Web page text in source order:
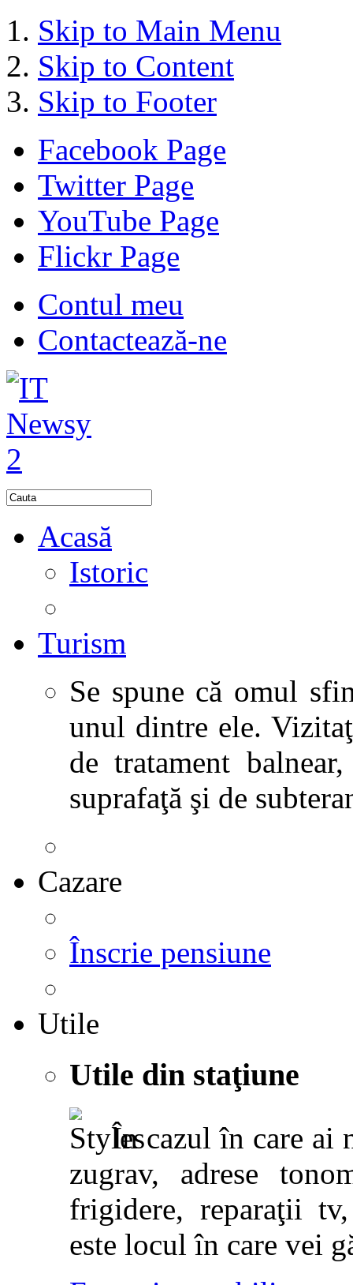
Skip to Main Menu
Skip to Content
Skip to Footer
Facebook Page
Twitter Page
YouTube Page
Flickr Page
Contul meu
Contactează-ne
Acasă
Istoric
Turism
Se spune că omul
unul dintre ele.
de tratament
suprafaţă şi de
Cazare
Înscrie pensiune
Utile
Utile din staţiune
În cazul în care ai
zugrav, adrese
frigidere, reparaţii
este locul în care vei